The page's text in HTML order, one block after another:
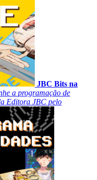
JBC Bits na
a programação de
Editora JBC pelo